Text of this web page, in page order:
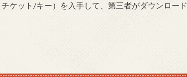
ケット/キー）を入手して、第三者がダウンロード